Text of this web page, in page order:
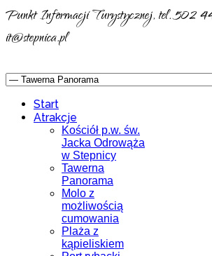
Punkt Informacji Turystycznej, tel. 502
it@stepnica.pl
Start
Atrakcje
Kościół p.w. św.
Jacka Odrowąża
w Stepnicy
Tawerna
Panorama
Molo z
możliwością
cumowania
Plaża z
kąpieliskiem